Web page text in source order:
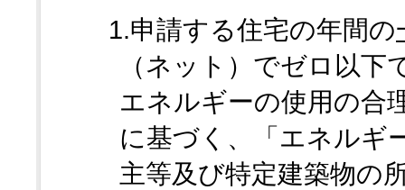
1.申請する住宅の年間の
（ネット）でゼロ以
エネルギーの使用の合
に基づく、「エネルギ
主等及び特定建築物の